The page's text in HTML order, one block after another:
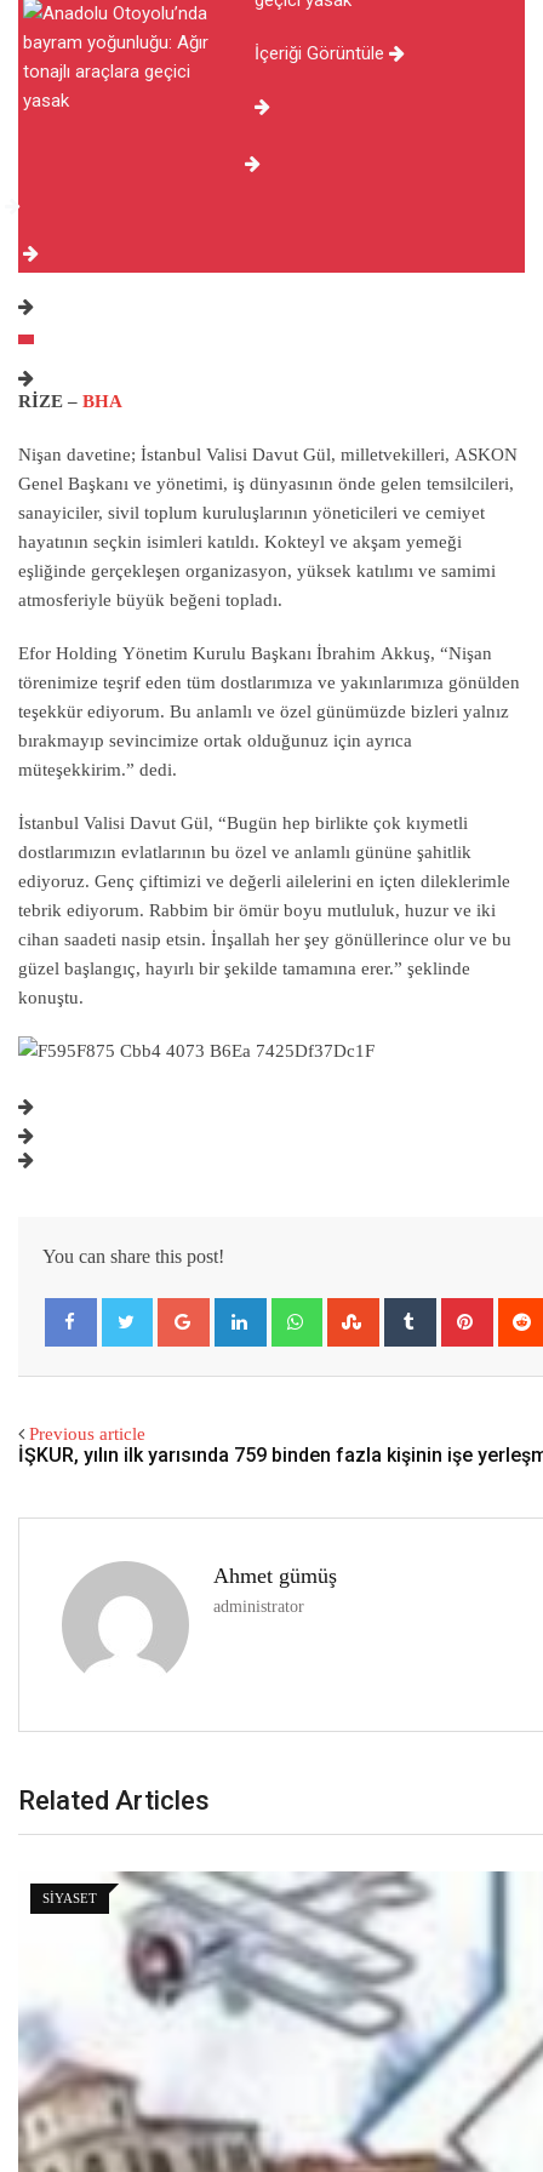
İçeriği Görüntüle
RİZE – BHA
Nişan davetine; İstanbul Valisi Davut Gül, milletvekilleri, ASKON
Genel Başkanı ve yönetimi, iş dünyasının önde gelen temsilcileri,
sanayiciler, sivil toplum kuruluşlarının yöneticileri ve cemiyet
hayatının seçkin isimleri katıldı. Kokteyl ve akşam yemeği
eşliğinde gerçekleşen organizasyon, yüksek katılımı ve samimi
atmosferiyle büyük beğeni topladı.
Efor Holding Yönetim Kurulu Başkanı İbrahim Akkuş, “Nişan
törenimize teşrif eden tüm dostlarımıza ve yakınlarımıza gönülden
teşekkür ediyorum. Bu anlamlı ve özel günümüzde bizleri yalnız
bırakmayıp sevincimize ortak olduğunuz için ayrıca
müteşekkirim.” dedi.
İstanbul Valisi Davut Gül, “Bugün hep birlikte çok kıymetli
dostlarımızın evlatlarının bu özel ve anlamlı gününe şahitlik
ediyoruz. Genç çiftimizi ve değerli ailelerini en içten dileklerimle
tebrik ediyorum. Rabbim bir ömür boyu mutluluk, huzur ve iki
cihan saadeti nasip etsin. İnşallah her şey gönüllerince olur ve bu
güzel başlangıç, hayırlı bir şekilde tamamına erer.” şeklinde
konuştu.
You can share this post!
Previous article
İŞKUR, yılın ilk yarısında 759 binden fazla kişinin işe
Ahmet gümüş
administrator
Related Articles
SIYASET